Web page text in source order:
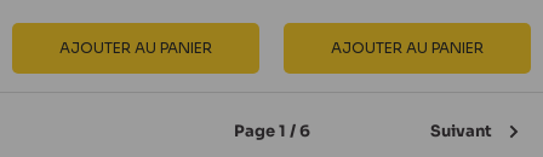
AJOUTER AU PANIER AJOUTER AU PANIER
Page 1 / 6 Suivant